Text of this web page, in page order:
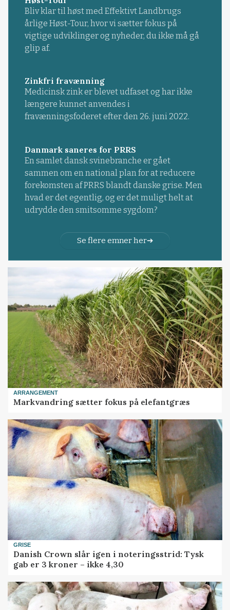
Bliv klar til høst med Effektivt Landbrugs
årlige Høst-Tour, hvor vi sætter fokus på
vigtige udviklinger og nyheder, du ikke må gå
glip af.
Zinkfri fravænning
Medicinsk zink er blevet udfaset og har ikke
længere kunnet anvendes i
fravænningsfoderet efter den 26. juni 2022.
Danmark saneres for PRRS
En samlet dansk svinebranche er gået
sammen om en national plan for at reducere
forekomsten af PRRS blandt danske grise. Men
hvad er det egentlig, og er det muligt helt at
udrydde den smitsomme sygdom?
Se flere emner her
ARRANGEMENT
Markvandring sætter fokus på elefantgræs
GRISE
Danish Crown slår igen i noteringsstrid: Tysk
gab er 3 kroner – ikke 4,30